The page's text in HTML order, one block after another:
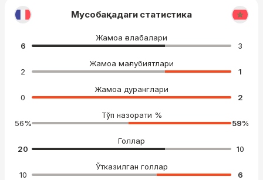
Мусобақадаги статистика
Жамоа ғалабалари
6
3
Жамоа мағлубиятлари
2
1
Жамоа дуранглари
0
2
Тўп назорати %
56% 59%
Голлар
20
10
Ўтказилган голлар
10
6